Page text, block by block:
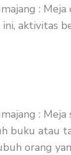
:
aktivitas
:
buku atau
orang